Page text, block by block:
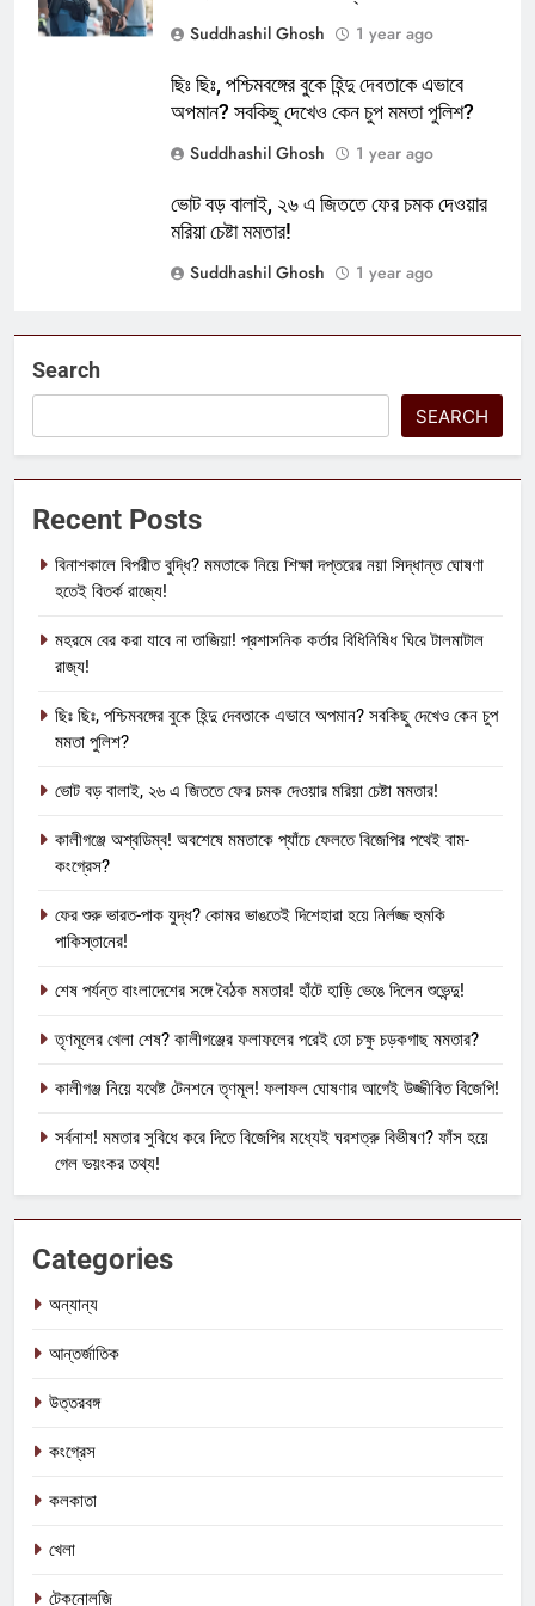
Suddhashil Ghosh
1 year ago
ছিঃ ছিঃ, পশ্চিমবঙ্গের বুকে হিন্দু দেবতাকে এভাবে
অপমান? সবকিছু দেখেও কেন চুপ মমতা পুলিশ?
Suddhashil Ghosh
1 year ago
ভোট বড় বালাই, ২৬ এ জিততে ফের চমক দেওয়ার
মরিয়া চেষ্টা মমতার!
Suddhashil Ghosh
1 year ago
Search
SEARCH
Recent Posts
বিনাশকালে বিপরীত বুদ্ধি? মমতাকে নিয়ে শিক্ষা দপ্তরের নয়া সিদ্ধান্ত ঘোষণা
হতেই বিতর্ক রাজ্যে!
মহরমে বের করা যাবে না তাজিয়া! প্রশাসনিক কর্তার বিধিনিষিধ ঘিরে টালমাটাল
রাজ্য!
ছিঃ ছিঃ, পশ্চিমবঙ্গের বুকে হিন্দু দেবতাকে এভাবে অপমান? সবকিছু দেখেও কেন চুপ
মমতা পুলিশ?
ভোট বড় বালাই, ২৬ এ জিততে ফের চমক দেওয়ার মরিয়া চেষ্টা মমতার!
কালীগঞ্জে অশ্বডিম্ব! অবশেষে মমতাকে প্যাঁচে ফেলতে বিজেপির পথেই বাম-
কংগ্রেস?
ফের শুরু ভারত-পাক যুদ্ধ? কোমর ভাঙতেই দিশেহারা হয়ে নির্লজ্জ হুমকি
পাকিস্তানের!
শেষ পর্যন্ত বাংলাদেশের সঙ্গে বৈঠক মমতার! হাঁটে হাড়ি ভেঙে দিলেন শুভেন্দু!
তৃণমূলের খেলা শেষ? কালীগঞ্জের ফলাফলের পরেই তো চক্ষু চড়কগাছ মমতার?
কালীগঞ্জ নিয়ে যথেষ্ট টেনশনে তৃণমূল! ফলাফল ঘোষণার আগেই উজ্জীবিত বিজেপি!
সর্বনাশ! মমতার সুবিধে করে দিতে বিজেপির মধ্যেই ঘরশত্রু বিভীষণ? ফাঁস হয়ে
গেল ভয়ংকর তথ্য!
Categories
অন্যান্য
আন্তর্জাতিক
উত্তরবঙ্গ
কংগ্রেস
কলকাতা
খেলা
টেকনোলজি